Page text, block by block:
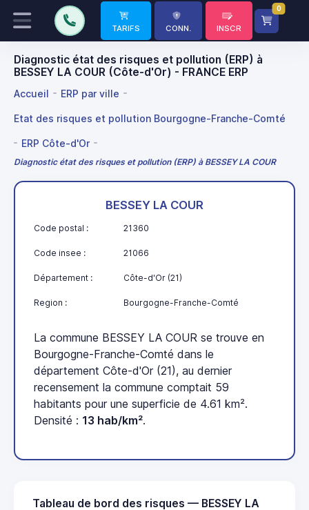
TARIFS CONN. INSCR
0
Diagnostic état des risques et pollution (ERP) à
BESSEY LA COUR (Côte-d'Or) - FRANCE ERP
Accueil ERP par ville
Etat des risques et pollution Bourgogne-Franche-Comté
ERP Côte-d'Or
Diagnostic état des risques et pollution (ERP) à BESSEY LA COUR
BESSEY LA COUR
Code postal : 21360
Code insee : 21066
Département : Côte-d'Or (21)
Region : Bourgogne-Franche-Comté
La commune BESSEY LA COUR se trouve en
Bourgogne-Franche-Comté dans le
département Côte-d'Or (21), au dernier
recensement la commune comptait 59
habitants pour une superficie de 4.61 km².
Densité : 13 hab/km².
Tableau de bord des risques — BESSEY LA